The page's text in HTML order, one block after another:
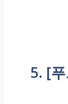
5. [